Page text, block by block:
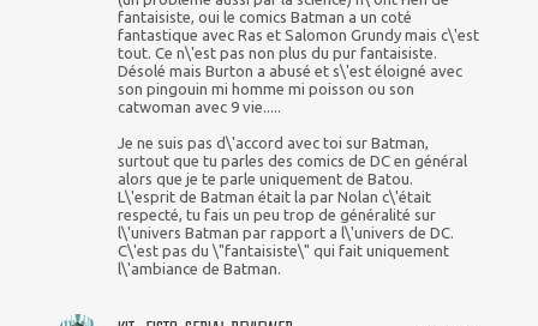
fantaisiste, oui le comics Batman a un coté
fantastique avec Ras et Salomon Grundy mais c\'est
tout. Ce n\'est pas non plus du pur fantaisiste.
Désolé mais Burton a abusé et s\'est éloigné avec
son pingouin mi homme mi poisson ou son
catwoman avec 9 vie.....
Je ne suis pas d\'accord avec toi sur Batman,
surtout que tu parles des comics de DC en général
alors que je te parle uniquement de Batou.
L\'esprit de Batman était la par Nolan c\'était
respecté, tu fais un peu trop de généralité sur
l\'univers Batman par rapport a l\'univers de DC.
C\'est pas du \"fantaisiste\" qui fait uniquement
l\'ambiance de Batman.